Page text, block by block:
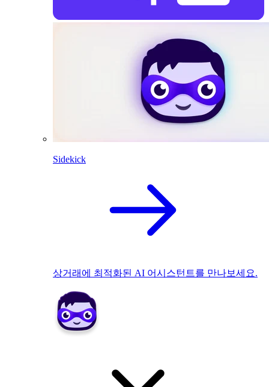
Sidekick
상거래에 최적화된 AI 어시스턴트를 만나보세요.